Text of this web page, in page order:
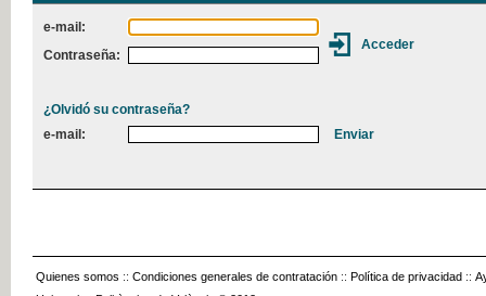
e-mail:
Contraseña:
¿Olvidó su contraseña?
e-mail:
Quienes somos :: Condiciones generales de contratación :: Política de privacidad ::